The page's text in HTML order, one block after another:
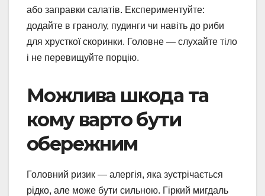
або заправки салатів. Експериментуйте:
додайте в гранолу, пудинги чи навіть до риби
для хрусткої скоринки. Головне — слухайте тіло
і не перевищуйте порцію.
Можлива шкода та
кому варто бути
обережним
Головний ризик — алергія, яка зустрічається
рідко, але може бути сильною. Гіркий мигдаль